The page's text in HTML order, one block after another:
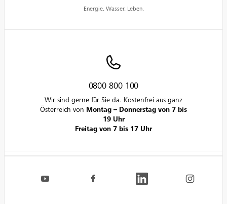
Energie. Wasser. Leben.
0800 800 100
Wir sind gerne für Sie da. Kostenfrei aus ganz
Österreich von Montag – Donnerstag von 7 bis
19 Uhr
Freitag von 7 bis 17 Uhr
Navigation.FooterSocialLinksLabel